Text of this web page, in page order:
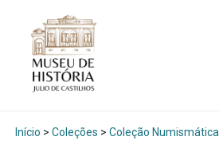
Início > Coleções > Coleção Numismática